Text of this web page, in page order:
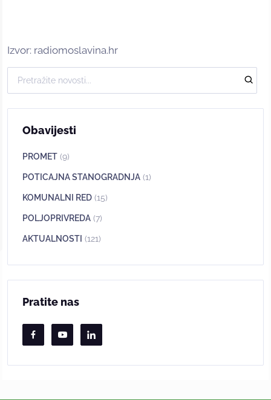
Izvor: radiomoslavina.hr
Obavijesti
PROMET (9)
POTICAJNA STANOGRADNJA (1)
KOMUNALNI RED (15)
POLJOPRIVREDA (7)
AKTUALNOSTI (121)
Pratite nas